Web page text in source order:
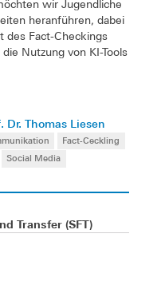
wir Jugendliche
heranführen, dabei
des Fact-Checkings
Nutzung von KI-Tools
Dr. Thomas Liesen
Fact-Ceckling
Social Media
Transfer (SFT)